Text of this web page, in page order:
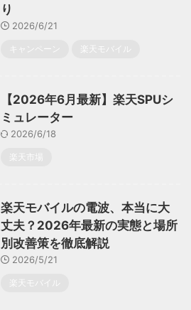
り
2026/6/21
キャンペーン 楽天モバイル
【2026年6月最新】楽天SPUシ
ミュレーター
2026/6/18
楽天市場
楽天モバイルの電波、本当に大
丈夫？2026年最新の実態と場所
別改善策を徹底解説
2026/5/21
楽天モバイル